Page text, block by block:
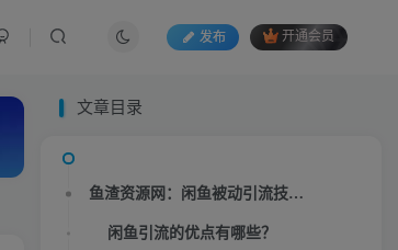
发布 开通会员
文章目录
鱼渣资源网：闲鱼被动引流技术6.0，坐等粉丝来找你，实战培训课程视频讲座内容介绍：
闲鱼引流的优点有哪些？
文章目录
鱼渣资源网：闲鱼被动引流技术6.0，坐等粉丝来找你，实战培训课程视频讲座内容介绍：
闲鱼引流的优点有哪些？
生活也美好了！